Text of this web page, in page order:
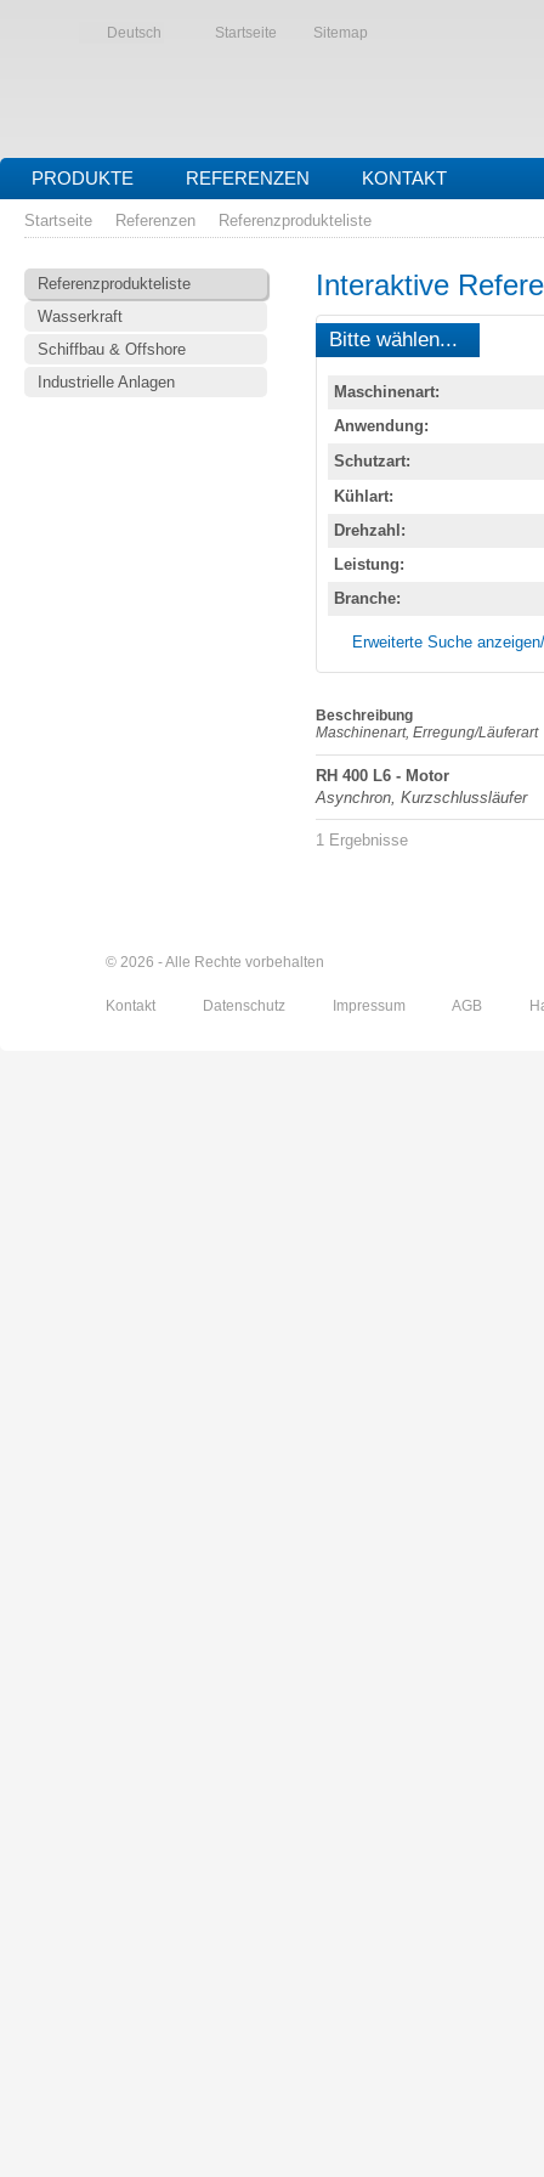
Deutsch Startseite Sitemap
PRODUKTE REFERENZEN KONTAKT
Startseite Referenzen Referenzprodukteliste
Referenzprodukteliste
Wasserkraft
Schiffbau & Offshore
Industrielle Anlagen
Interaktive
Bitte wählen...
Maschinenart:
Anwendung:
Schutzart:
Kühlart:
Drehzahl:
Leistung:
Branche:
Erweiterte Suche
Beschreibung
Maschinenart, Erregung/Läuferart
RH 400 L6 - Motor
Asynchron, Kurzschlussläufer
1 Ergebnisse
© 2026 - Alle Rechte vorbehalten
Kontakt Datenschutz Impressum AGB